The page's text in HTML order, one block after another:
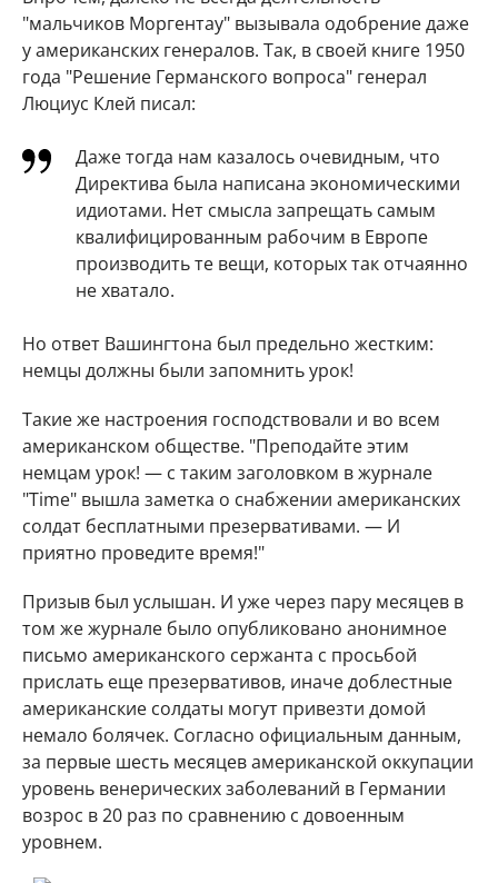
"мальчиков Моргентау" вызывала одобрение даже
у американских генералов. Так, в своей книге 1950
года "Решение Германского вопроса" генерал
Люциус Клей писал:
Даже тогда нам казалось очевидным, что
Директива была написана экономическими
идиотами. Нет смысла запрещать самым
квалифицированным рабочим в Европе
производить те вещи, которых так отчаянно
не хватало.
Но ответ Вашингтона был предельно жестким:
немцы должны были запомнить урок!
Такие же настроения господствовали и во всем
американском обществе. "Преподайте этим
немцам урок! — с таким заголовком в журнале
"Time" вышла заметка о снабжении американских
солдат бесплатными презервативами. — И
приятно проведите время!"
Призыв был услышан. И уже через пару месяцев в
том же журнале было опубликовано анонимное
письмо американского сержанта с просьбой
прислать еще презервативов, иначе доблестные
американские солдаты могут привезти домой
немало болячек. Согласно официальным данным,
за первые шесть месяцев американской оккупации
уровень венерических заболеваний в Германии
возрос в 20 раз по сравнению с довоенным
уровнем.